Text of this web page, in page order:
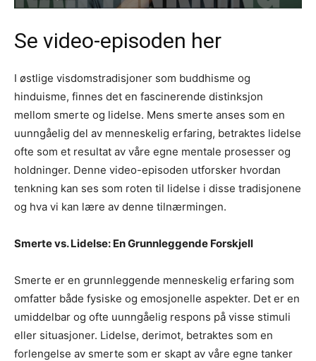
Se video-episoden her
I østlige visdomstradisjoner som buddhisme og
hinduisme, finnes det en fascinerende distinksjon
mellom smerte og lidelse. Mens smerte anses som en
uunngåelig del av menneskelig erfaring, betraktes lidelse
ofte som et resultat av våre egne mentale prosesser og
holdninger. Denne video-episoden utforsker hvordan
tenkning kan ses som roten til lidelse i disse tradisjonene
og hva vi kan lære av denne tilnærmingen.
Smerte vs. Lidelse: En Grunnleggende Forskjell
Smerte er en grunnleggende menneskelig erfaring som
omfatter både fysiske og emosjonelle aspekter. Det er en
umiddelbar og ofte uunngåelig respons på visse stimuli
eller situasjoner. Lidelse, derimot, betraktes som en
forlengelse av smerte som er skapt av våre egne tanker